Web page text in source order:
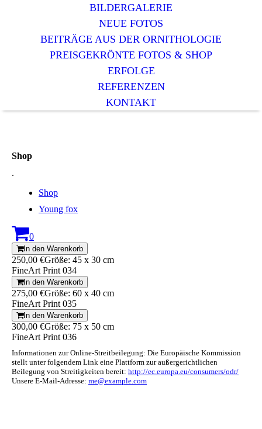
BILDERGALERIE
NEUE FOTOS
BEITRÄGE AUS DER ORNITHOLOGIE
PREISGEKRÖNTE FOTOS & SHOP
ERFOLGE
REFERENZEN
KONTAKT
Shop
.
Shop
Young fox
0
In den Warenkorb
250,00 €Größe: 45 x 30 cm
FineArt Print 034
In den Warenkorb
275,00 €Größe: 60 x 40 cm
FineArt Print 035
In den Warenkorb
300,00 €Größe: 75 x 50 cm
FineArt Print 036
Informationen zur Online-Streitbeilegung: Die Europäische Kommission
stellt unter folgendem Link eine Plattform zur außergerichtlichen
Beilegung von Streitigkeiten bereit: http://ec.europa.eu/consumers/odr/
Unsere E-Mail-Adresse: me@example.com